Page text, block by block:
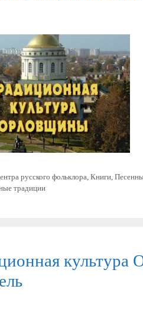
русского фольклора, Книги,
традиции